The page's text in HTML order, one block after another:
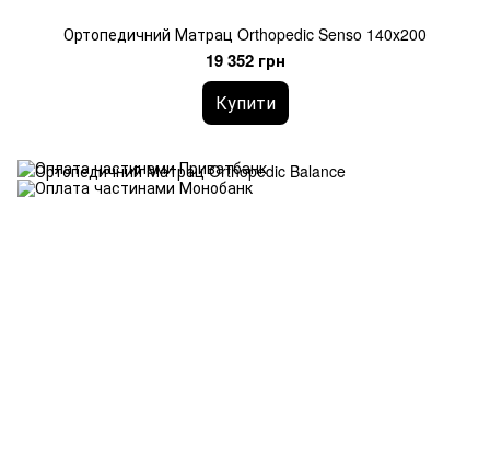
Ортопедичний Матрац Orthopedic Senso 140х200
19 352 грн
Купити